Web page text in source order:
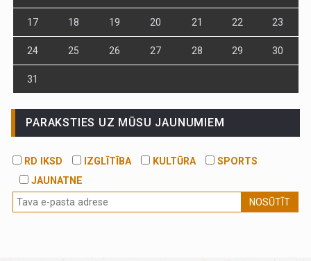
17 18 19 20 21 22 23
24 25 26 27 28 29 30
31
PARAKSTIES UZ MŪSU JAUNUMIEM
RD IKSD IZGLĪTĪBA KULTŪRA
SPORTS
JAUNATNE
NOSŪTĪT